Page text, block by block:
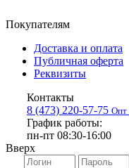
Покупателям
Доставка и оплата
Публичная оферта
Реквизиты
Контакты
8 (473) 220-57-75 Опт
График работы:
пн-пт 08:30-16:00
Вверх